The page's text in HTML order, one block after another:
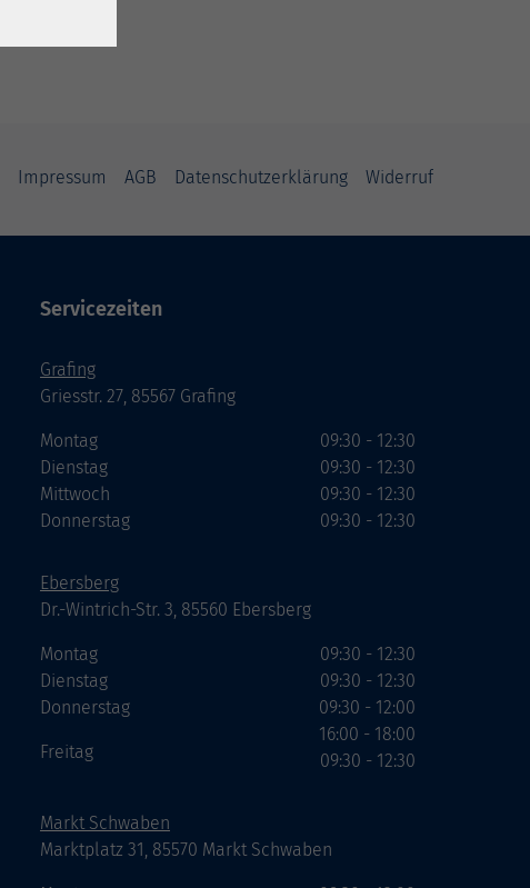
Impressum AGB Datenschutzerklärung Widerruf
Servicezeiten
Grafing
Griesstr. 27, 85567 Grafing
Montag
Dienstag
Mittwoch
Donnerstag
09:30 - 12:30
09:30 - 12:30
09:30 - 12:30
09:30 - 12:30
Ebersberg
Dr.-Wintrich-Str. 3, 85560 Ebersberg
Montag
Dienstag
Donnerstag
Freitag
09:30 - 12:30
09:30 - 12:30
09:30 - 12:00
16:00 - 18:00
09:30 - 12:30
Markt Schwaben
Marktplatz 31, 85570 Markt Schwaben